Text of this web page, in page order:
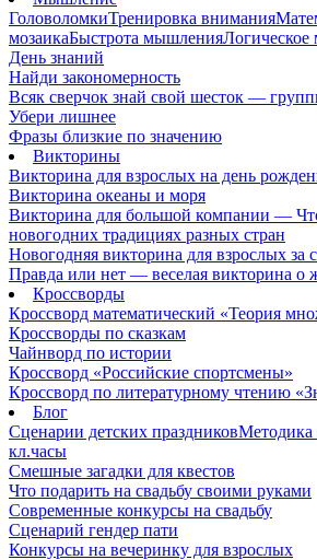
ГоловоломкиТренировка внимания
мозаикаБыстрота мышления
День знаний
Найди закономерность
Всяк сверчок знай свой шесток —
Убери лишнее
Фразы близкие по значению
Викторины
Викторина для взрослых на день
Викторина океаны и моря
Викторина для большой компании —
новогодних традициях разных стран
Новогодняя викторина для взрослых за
Правда или нет — веселая викторина о
Кроссворды
Кроссворд математический «Теория
Кроссворды по сказкам
Чайнворд по истории
Кроссворд «Российские спортсмены»
Кроссворд по литературному чтению
Блог
Сценарии детских праздниковМетодика
кл.часы
Смешные загадки для квестов
Что подарить на свадьбу своими руками
Современные конкурсы на свадьбу
Сценарий гендер пати
Конкурсы на вечеринку для взрослых